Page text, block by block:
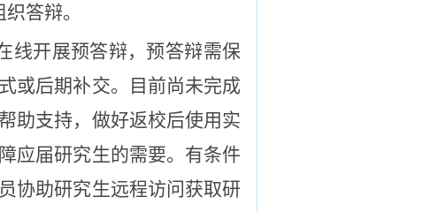
答辩。
线开展预答辩，预答辩需保
或后期补交。目前尚未完成
助支持，做好返校后使用实
应届研究生的需要。有条件
协助研究生远程访问获取研